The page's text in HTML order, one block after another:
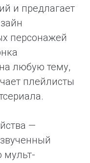
и предлагает
персонажей
любую тему,
плейлисты
—
мульт-